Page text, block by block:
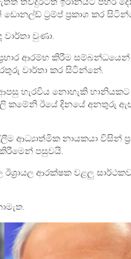
ට්‍රම්ප් ප්‍රකාශ කර
වාර්තා වුණා.
ආරම්භ කිරීම සම්බන්ධයෙන්
වාර්තා කර සිටින්නේ.
ආපසු හැරවිය නොහැකි හානියකට
කමේනි ඊයේ දිනයේ අනතුරු
ආධ්‍යාත්මික නායකයා විසින්
පසුවයි.
ඊශ්‍රායල ආරක්ෂක වළලු